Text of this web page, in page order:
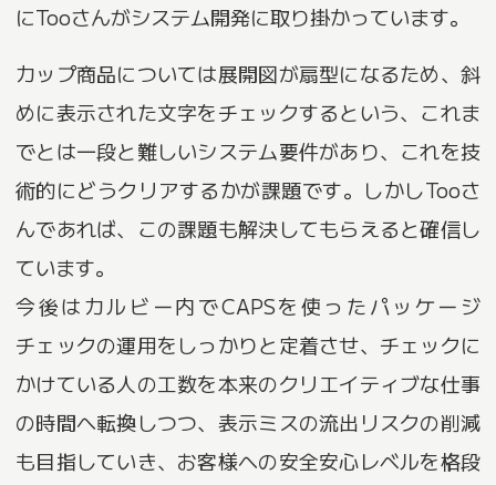
にTooさんがシステム開発に取り掛かっています。
カップ商品については展開図が扇型になるため、斜
めに表示された文字をチェックするという、これま
でとは一段と難しいシステム要件があり、これを技
術的にどうクリアするかが課題です。しかしTooさ
んであれば、この課題も解決してもらえると確信し
ています。
今後はカルビー内でCAPSを使ったパッケージ
チェックの運用をしっかりと定着させ、チェックに
かけている人の工数を本来のクリエイティブな仕事
の時間へ転換しつつ、表示ミスの流出リスクの削減
も目指していき、お客様への安全安心レベルを格段